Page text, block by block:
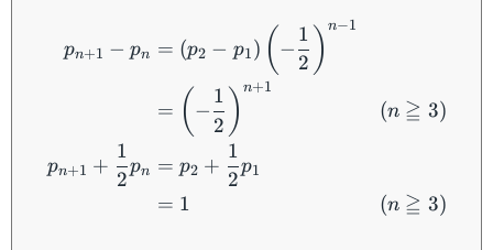
\begin{aligned}
pn+1 − pn
pn+1 +
2
1
pn
= (p2 − p1) ( −
2
1 ) n−1
= ( −
2
1 ) n+1
= p2 +
2
1
p1
= 1
(n ≧ 3)
(n ≧ 3)